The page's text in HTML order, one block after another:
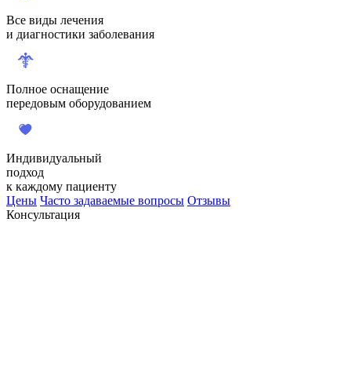
Все виды лечения
и диагностики заболевания
Полное оснащение
передовым оборудованием
Индивидуальный
подход
к каждому пациенту
Цены Часто задаваемые вопросы Отзывы
Консультация